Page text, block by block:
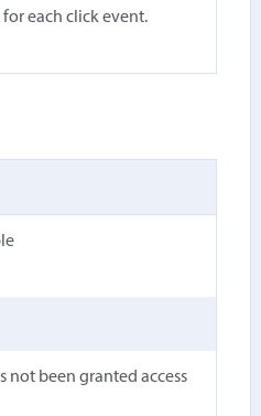
each click event.
not been granted access